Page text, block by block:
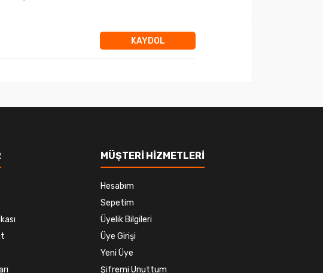
KAYDOL
MÜŞTERİ HİZMETLERİ
Hesabım
Sepetim
Üyelik Bilgileri
Üye Girişi
Yeni Üye
Şifremi Unuttum